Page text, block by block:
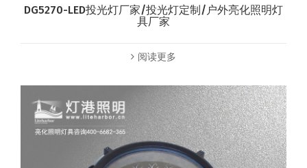
DG5270-LED投光灯厂家/投光灯定制/户外亮化照明灯
具厂家
阅读更多